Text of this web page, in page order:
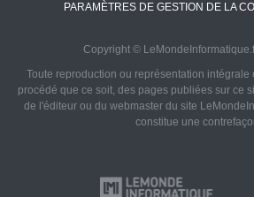
PARAMÈTRES DE GESTION DE LA
Copyright ©
Toute reproduction ou représentation
procédé que ce soit, des pages publiées sur ce
de l'éditeur ou du webmaster du site
constitue une